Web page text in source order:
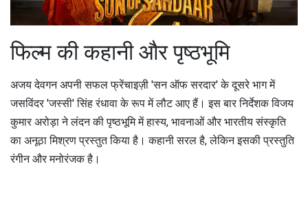
फिल्म की कहानी और पृष्ठभूमि
अजय देवगन अपनी सफल फ्रेंचाइज़ी 'सन ऑफ सरदार' के दूसरे भाग में
जसविंदर 'जस्सी' सिंह रंधावा के रूप में लौट आए हैं। इस बार निर्देशक विजय
कुमार अरोड़ा ने लंदन की पृष्ठभूमि में हास्य, भावनाओं और भारतीय संस्कृति
का अनूठा मिश्रण प्रस्तुत किया है। कहानी सरल है, लेकिन इसकी प्रस्तुति
रंगीन और मनोरंजक है।